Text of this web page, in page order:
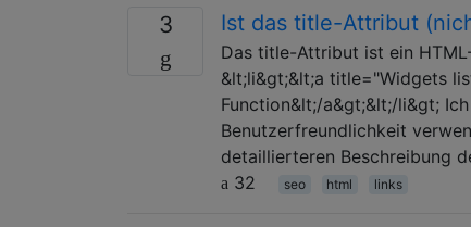
3 Ist das title-Attribut
Das title-Attribut ist ein
&lt;li&gt;&lt;a title="Widgets
Function&lt;/a&gt;&lt;/li&gt;
Benutzerfreundlichkeit
detaillierteren Beschreibung
32
seo html links